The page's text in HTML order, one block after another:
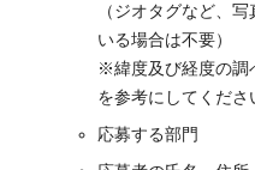
（ジオタグなど、
いる場合は不要）
※緯度及び経度の調
を参考にしてくださ
応募する部門